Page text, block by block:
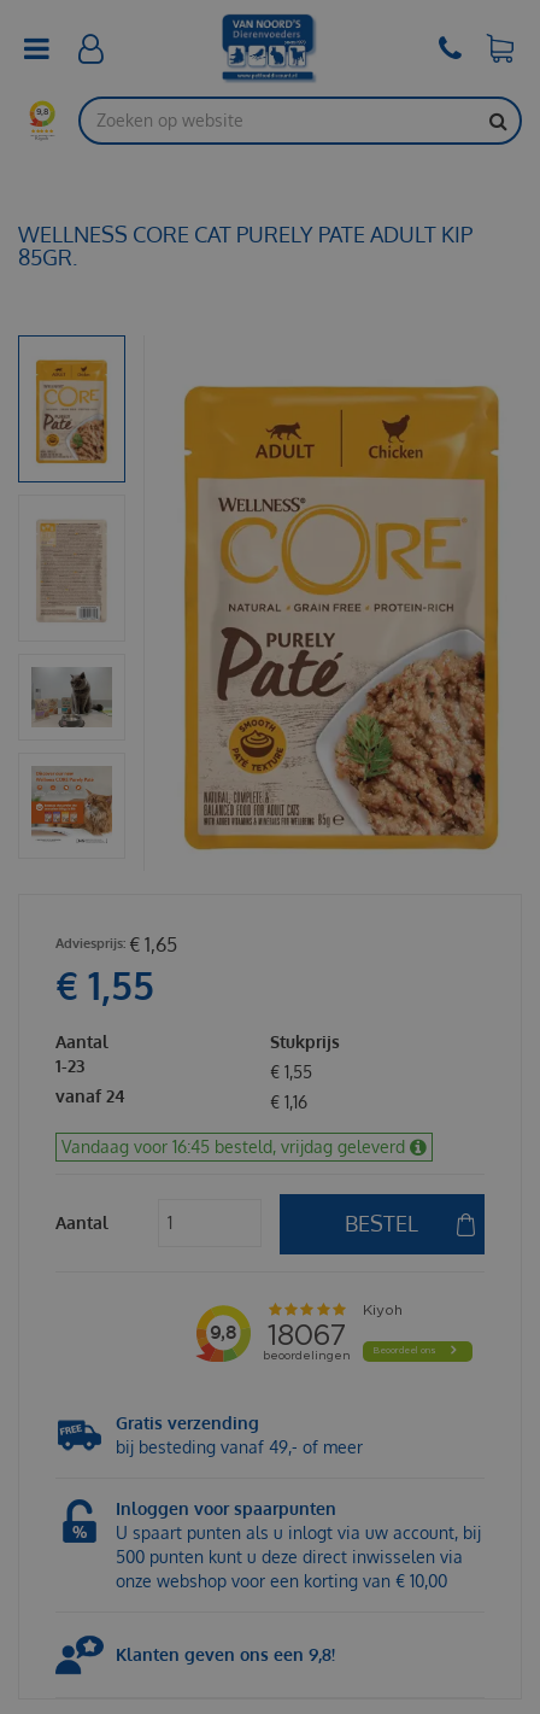
WELLNESS CORE CAT PURELY PATE ADULT KIP
85GR.
€ 1,65
€ 1,55
Aantal
Stukprijs
1-23
€ 1,55
vanaf 24
€ 1,16
Vandaag voor 16:45 besteld, vrijdag geleverd
Aantal
Gratis verzending
bij besteding vanaf 49,- of meer
Inloggen voor spaarpunten
U spaart punten als u inlogt via uw account, bij
500 punten kunt u deze direct inwisselen via
onze webshop voor een korting van € 10,00
Klanten geven ons een 9,8!